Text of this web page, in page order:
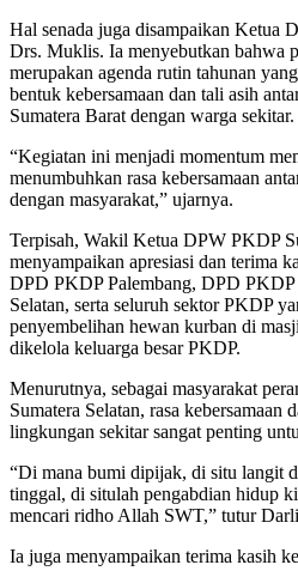
Hal senada juga disampaikan Ketua
Drs. Muklis. Ia menyebutkan bahwa
merupakan agenda rutin tahunan
bentuk kebersamaan dan tali asih
Sumatera Barat dengan warga sekitar.
“Kegiatan ini menjadi momentum
menumbuhkan rasa kebersamaan
dengan masyarakat,” ujarnya.
Terpisah, Wakil Ketua DPW PKDP
menyampaikan apresiasi dan terima
DPD PKDP Palembang, DPD PKDP
Selatan, serta seluruh sektor PKDP
penyembelihan hewan kurban di
dikelola keluarga besar PKDP.
Menurutnya, sebagai masyarakat
Sumatera Selatan, rasa kebersamaan
lingkungan sekitar sangat penting
“Di mana bumi dipijak, di situ langit
tinggal, di situlah pengabdian hidup
mencari ridho Allah SWT,” tutur
Ia juga menyampaikan terima kasih